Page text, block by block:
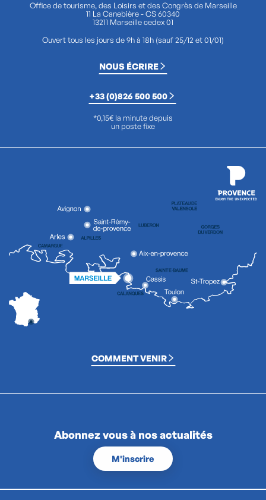
Office de tourisme, des Loisirs et des Congrès de Marseille
11 La Canebière - CS 60340
13211 Marseille cedex 01
Ouvert tous les jours de 9h à 18h (sauf 25/12 et 01/01)
NOUS ÉCRIRE
+33 (0)826 500 500
*0,15€ la minute depuis
un poste fixe
COMMENT VENIR
Abonnez vous à nos actualités
M'inscrire